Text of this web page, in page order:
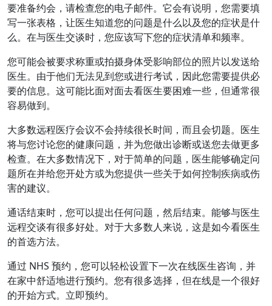
要准备约会，请检查您的电子邮件。它会有说明，您需要填
写一张表格，让医生知道您的问题是什么以及您的症状是什
么。在与医生交谈时，您应该写下您的症状清单和频率。
您可能会被要求称重或拍摄身体受影响部位的照片以发送给
医生。由于他们无法见到您或进行考试，因此您需要提供必
要的信息。这可能比面对面去看医生要困难一些，但通常很
容易做到。
大多数远程医疗会议不会持续很长时间，而且会切题。医生
将与您讨论您的健康问题，并为您做出诊断或送您去做更多
检查。在大多数情况下，对于简单的问题，医生能够确定问
题所在并给您开处方或为您提供一些关于如何控制疾病或伤
害的建议。
通话结束时，您可以提出任何问题，然后结束。能够与医生
远程交谈有很多好处。对于大多数人来说，这是如今看医生
的首选方法。
通过 NHS 预约，您可以轻松设置下一次在线医生咨询，并
在家中舒适地进行预约。您有很多选择，但在线是一个很好
的开始方式。立即预约。